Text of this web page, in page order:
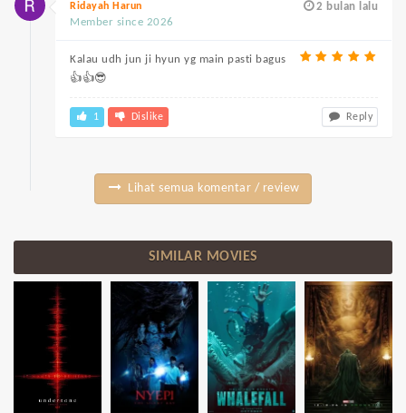
2 bulan lalu
Ridayah Harun
Member since 2026
Kalau udh jun ji hyun yg main pasti bagus
👍👍😎
1 Dislike Reply
Lihat semua komentar / review
SIMILAR MOVIES